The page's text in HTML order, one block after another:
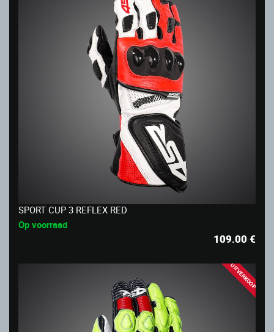
SPORT CUP 3 REFLEX RED
Op voorraad
109.00€
UITVERKOOP